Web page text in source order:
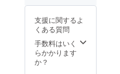
支援に関するよ
くある質問
手数料はいく
らかかります
か？